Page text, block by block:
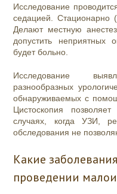
Исследование
седацией. Стационарно
Делают местную
допустить
будет больно.
Исследование
разнообразных
обнаруживаемых с
Цистоскопия
случаях, когда УЗИ,
обследования не
Какие
проведении